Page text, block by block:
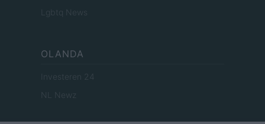
Lgbtq News
OLANDA
Investeren 24
NL Newz